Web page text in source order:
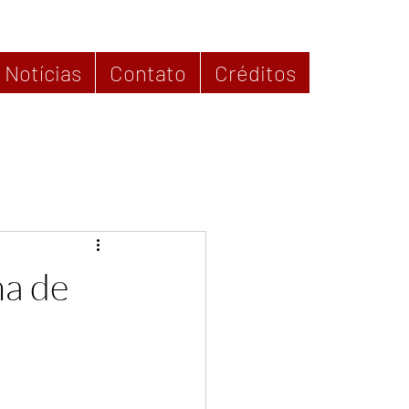
Notícias Contato Créditos
de